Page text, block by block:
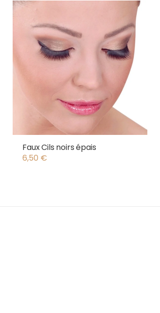
Faux Cils noirs épais
6,50 €